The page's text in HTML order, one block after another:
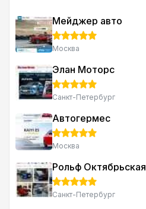
Мейджер авто
Москва
Элан Моторс
Санкт-Петербург
Автогермес
Москва
Рольф Октябрьская
Санкт-Петербург